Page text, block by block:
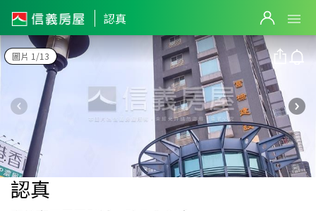
認真
圖片 1/13
認真